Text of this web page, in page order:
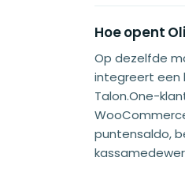
Hoe opent
Op dezelfde
integreert een
Talon.One-
puntensaldo,